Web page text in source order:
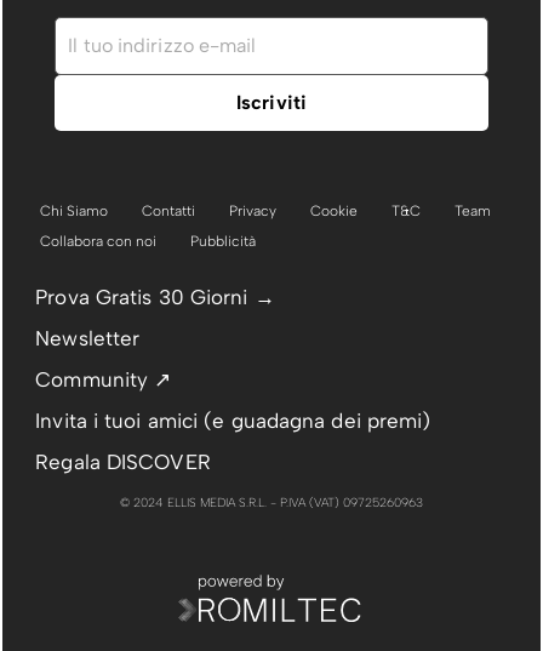
Chi Siamo Contatti Privacy Cookie T&C
Team
Collabora con noi
Pubblicità
Prova Gratis 30 Giorni →
Newsletter
Community ↗
Invita i tuoi amici (e guadagna dei premi)
Regala DISCOVER
© 2024 ELLIS MEDIA S.R.L. - P.IVA (VAT) 09725260963